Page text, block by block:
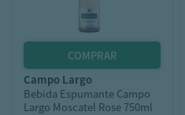
campo largo
Bebida Espumante Campo
Largo Moscatel Rose 750ml